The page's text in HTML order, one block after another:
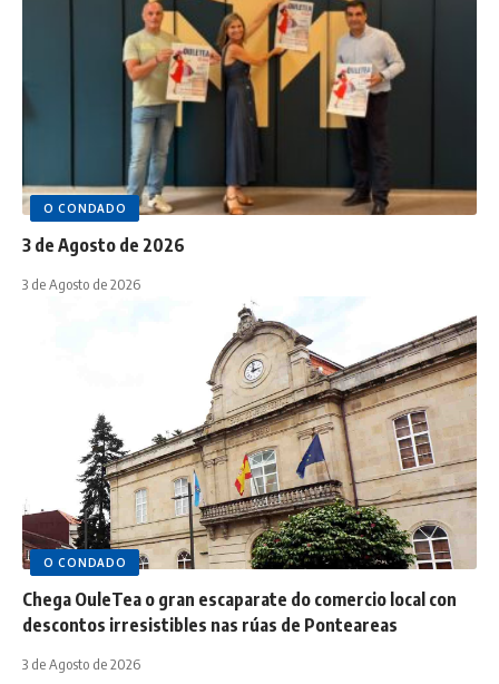
O CONDADO
3 de Agosto de 2026
3 de Agosto de 2026
O CONDADO
Chega OuleTea o gran escaparate do comercio local con
descontos irresistibles nas rúas de Ponteareas
3 de Agosto de 2026